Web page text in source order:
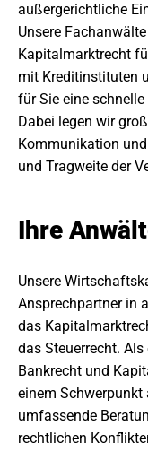
außergerichtliche
Unsere
Kapitalmarktrecht
mit Kreditinstituten
für Sie eine
Dabei legen wir
Kommunikation
und Tragweite der
Ihre
Unsere
Ansprechpartner in
das
das Steuerrecht.
Bankrecht und
einem Schwerpunkt
umfassende
rechtlichen